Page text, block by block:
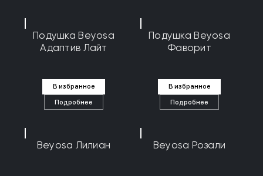
Подушка Beyosa
Адаптив Лайт
В избранное
Подробнее
Подушка Beyosa
Фаворит
В избранное
Подробнее
Beyosa Лилиан Beyosa Розали